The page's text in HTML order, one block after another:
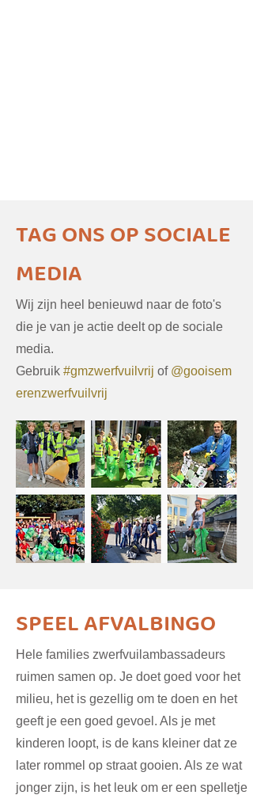
TAG ONS OP SOCIALE
MEDIA
Wij zijn heel benieuwd naar de foto's
die je van je actie deelt op de sociale
media.
Gebruik #gmzwerfvuilvrij of @gooisem
erenzwerfvuilvrij
SPEEL AFVALBINGO
Hele families zwerfvuilambassadeurs
ruimen samen op. Je doet goed voor het
milieu, het is gezellig om te doen en het
geeft je een goed gevoel. Als je met
kinderen loopt, is de kans kleiner dat ze
later rommel op straat gooien. Als ze wat
jonger zijn, is het leuk om er een spelletje